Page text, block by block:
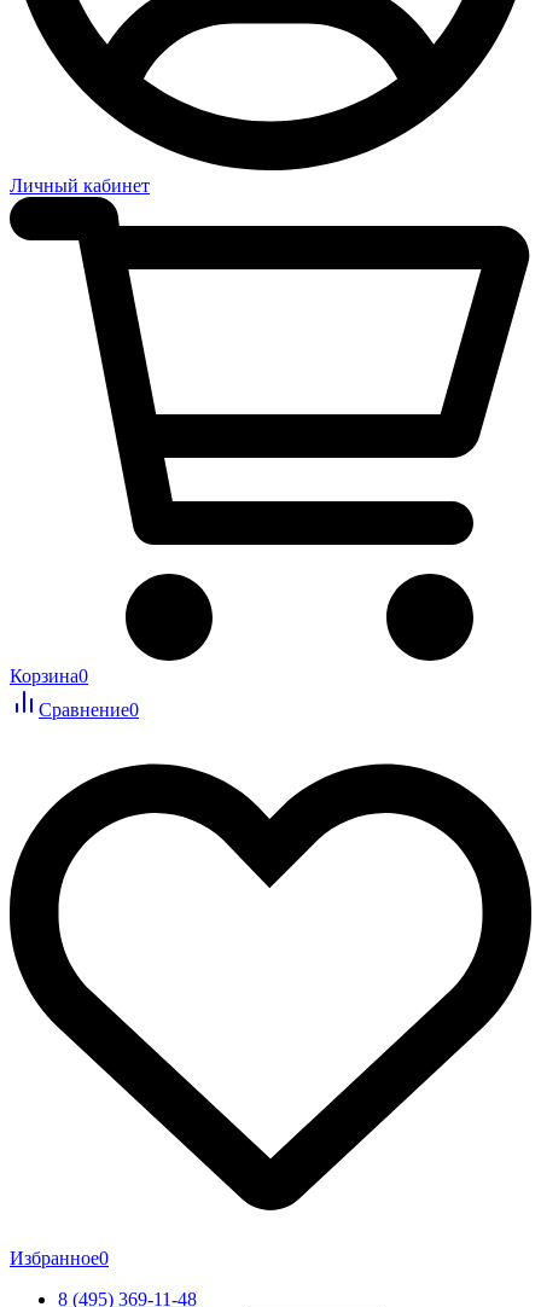
Личный кабинет
Корзина0
Сравнение0
Избранное0
8 (495) 369-11-48